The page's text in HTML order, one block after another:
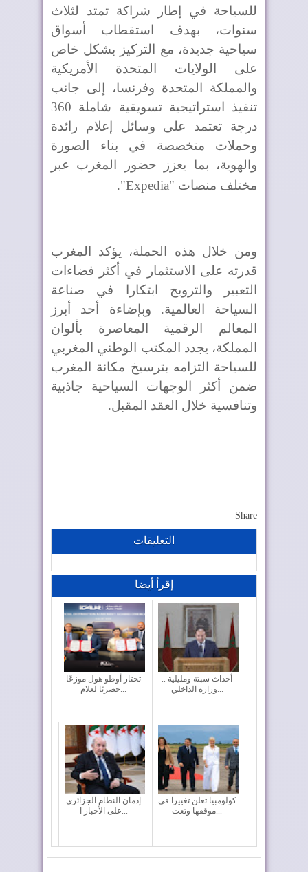
للسياحة في إطار شراكة تمتد لثلاث
سنوات، بهدف استقطاب أسواق
سياحية جديدة، مع التركيز بشكل خاص
على الولايات المتحدة الأمريكية
والمملكة المتحدة وفرنسا، إلى جانب
تنفيذ استراتيجية تسويقية شاملة 360
درجة تعتمد على وسائل إعلام رائدة
وحملات متخصصة في بناء الصورة
والهوية، بما يعزز حضور المغرب عبر
مختلف منصات "Expedia
".
ومن خلال هذه الحملة، يؤكد المغرب
قدرته على الاستثمار في أكثر فضاءات
التعبير والترويج ابتكارا في صناعة
السياحة العالمية. وبإضاءة أحد أبرز
المعالم الرقمية المعاصرة بألوان
المملكة، يجدد المكتب الوطني المغربي
للسياحة التزامه بترسيخ مكانة المغرب
ضمن أكثر الوجهات السياحية جاذبية
وتنافسية خلال العقد المقبل.
Share
التعليقات
إقرأ أيضا
تختار أوطو هول موزعًا
حصريًا لعلام...
أحداث سبتة ومليلية ..
وزارة الداخلي...
إدمان النظام الجزائري
على الأخبار ا...
كولومبيا تعلن تغييرا في
موقفها وتعت...